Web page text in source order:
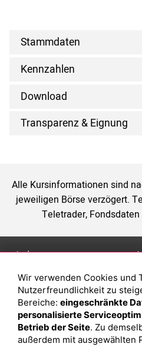
Stammdaten
Kennzahlen
Download
Transparenz & Eignung
Alle Kursinformationen sind
jeweiligen Börse verzögert.
Teletrader,
Anlage
Depot eröffnen
Depot vergleichen
Junior Depot
Top-Seller-Fonds
Wir verwenden Cookies und
Nutzerfreundlichkeit zu
Bereiche: eingeschränkte
personalisierte
Betrieb der Seite. Zu
außerdem mit ausgewählten